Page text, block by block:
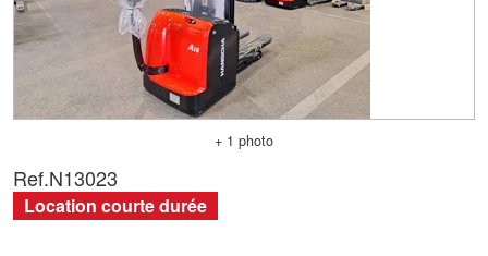
+ 1 photo
Ref.N13023
Location courte durée